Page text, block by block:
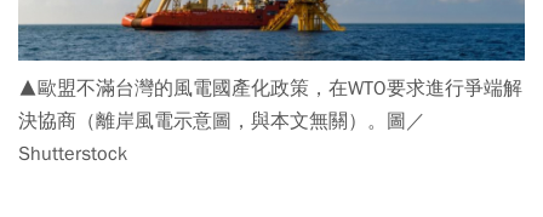
▲歐盟不滿台灣的風電國產化政策，在WTO要求進行爭端解
決協商（離岸風電示意圖，與本文無關）。圖／
Shutterstock